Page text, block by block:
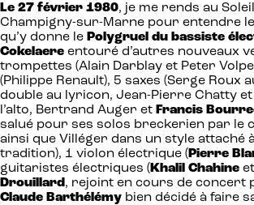
Le 27 février 1980, je me rends au
Champigny-sur-Marne pour entendre
qu’y donne le Polygruel du bassiste
Cokelaere entouré d’autres nouveaux
trompettes (Alain Darblay et Peter
(Philippe Renault), 5 saxes (Serge Roux
double au lyricon, Jean-Pierre Chatty et
l’alto, Bertrand Auger et Francis
salué pour ses solos breckerien par le
ainsi que Villéger dans un style attaché
tradition), 1 violon électrique ( Pierre
guitaristes électriques ( Khalil Chahine et
Drouillard , rejoint en cours de concert
Claude Barthélémy bien décidé à faire